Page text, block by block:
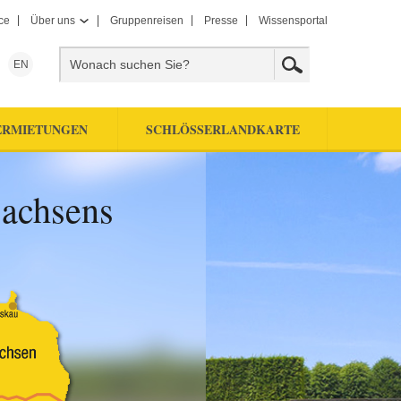
Über uns Gruppenreisen Presse Wissensportal
EN
SCHLÖSSERLANDKARTE